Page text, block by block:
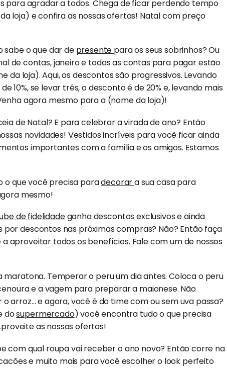
para agradar a todos. Chega de ficar perdendo tempo
loja) e confira as nossas ofertas! Natal com preço
sabe o que dar de presente para os seus sobrinhos? Ou
de contas, janeiro e todas as contas para pagar estão
da loja). Aqui, os descontos são progressivos. Levando
10%, se levar três, o desconto é de 20% e, levando mais
agora mesmo para a (nome da loja)!
de Natal? E para celebrar a virada de ano? Então
novidades! Vestidos incríveis para você ficar ainda
importantes com a família e os amigos. Estamos
o que você precisa paradecorara sua casa para
mesmo!
de fidelidadeganha descontos exclusivos e ainda
descontos nas próximas compras? Não? Então faça
aproveitar todos os benefícios. Fale com um de nossos
Temperar o peru um dia antes. Coloca o peru
e a vagem para preparar a maionese. Não
arroz… e agora, você é do time com ou sem uva passa?
dosupermercado) você encontra tudo o que precisa
as nossas ofertas!
com qual roupa vai receber o ano novo? Então corre na
e muito mais para você escolher o look perfeito